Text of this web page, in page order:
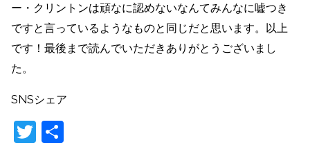
ー・クリントンは頑なに認めないなんてみんなに嘘つき
ですと言っているようなものと同じだと思います。以上
です！最後まで読んでいただきありがとうございまし
た。
SNSシェア
T